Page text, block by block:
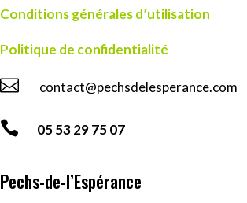
Conditions générales d’utilisation
Politique de confidentialité
 contact@pechsdelesperance.com
 05 53 29 75 07
Pechs-de-l’Espérance